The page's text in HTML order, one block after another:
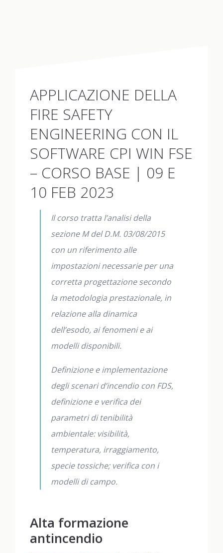
APPLICAZIONE DELLA
FIRE SAFETY
ENGINEERING CON IL
SOFTWARE CPI WIN FSE
– CORSO BASE | 09 E
10 FEB 2023
Il corso tratta l’analisi della
sezione M del D.M. 03/08/2015
con un riferimento alle
impostazioni necessarie per una
corretta progettazione secondo
la metodologia prestazionale, in
relazione alla dinamica
dell’esodo, ai fenomeni e ai
modelli disponibili.
Definizione e implementazione
degli scenari d’incendio con FDS,
definizione e verifica dei
parametri di tenibilità
ambientale: visibilità,
temperatura, irraggiamento,
specie tossiche; verifica con i
modelli di campo.
Alta formazione
antincendio